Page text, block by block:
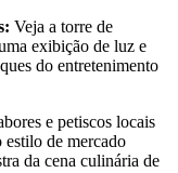
Veja a torre de
exibição de luz e
do entretenimento
e petiscos locais
estilo de mercado
da cena culinária de